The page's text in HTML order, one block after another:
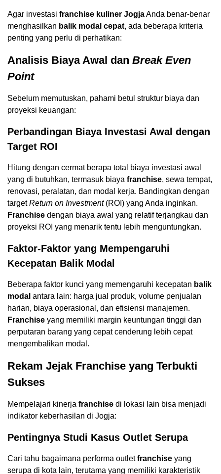
Agar investasi franchise kuliner JogjaAnda benar-benar
menghasilkan balik modal cepat, ada beberapa kriteria
penting yang perlu di perhatikan:
Analisis Biaya Awal dan Break Even
Point
Sebelum memutuskan, pahami betul struktur biaya dan
proyeksi keuangan:
Perbandingan Biaya Investasi Awal dengan
Target ROI
Hitung dengan cermat berapa total biaya investasi awal
yang di butuhkan, termasuk biaya franchise, sewa tempat,
renovasi, peralatan, dan modal kerja. Bandingkan dengan
targetReturn on Investment(ROI) yang Anda inginkan.
Franchise dengan biaya awal yang relatif terjangkau dan
proyeksi ROI yang menarik tentu lebih menguntungkan.
Faktor-Faktor yang Mempengaruhi
Kecepatan Balik Modal
Beberapa faktor kunci yang memengaruhi kecepatan balik
modal antara lain: harga jual produk, volume penjualan
harian, biaya operasional, dan efisiensi manajemen.
Franchise yang memiliki margin keuntungan tinggi dan
perputaran barang yang cepat cenderung lebih cepat
mengembalikan modal.
Rekam Jejak Franchise yang Terbukti
Sukses
Mempelajari kinerja franchise di lokasi lain bisa menjadi
indikator keberhasilan di Jogja:
Pentingnya Studi Kasus Outlet Serupa
Cari tahu bagaimana performa outletfranchise yang
serupa di kota lain, terutama yang memiliki karakteristik